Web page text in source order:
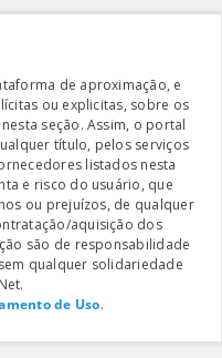
de aproximação, e
ou explicitas, sobre os
seção. Assim, o portal
título, pelos serviços
listados nesta
e risco do usuário, que
ou prejuízos, de qualquer
aquisição dos
são de responsabilidade
qualquer solidariedade
de Uso.